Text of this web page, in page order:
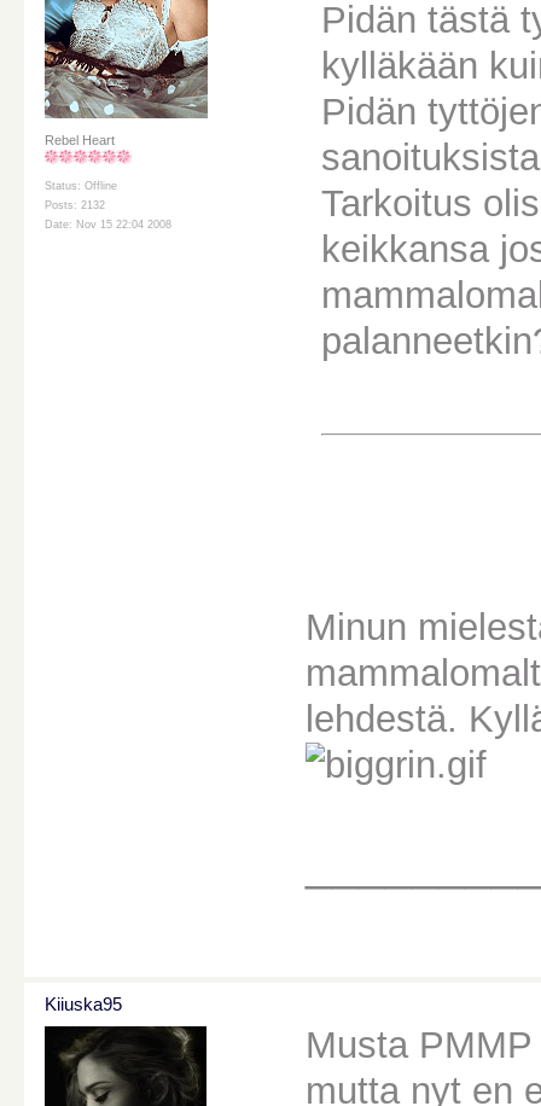
Rebel Heart
Status: Offline
Posts: 2132
Date: Nov 15 22:04 2008
Pidän tästä
kylläkään
Pidän
Tarkoitus
keikkansa
Minun
lehdestä.
Kiiuska95
Musta
mutta nyt en